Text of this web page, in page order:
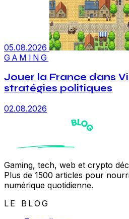
05.08.2026
GAMING
Jouer la France dans
stratégies politiques
02.08.2026
Gaming, tech, web et crypto
Plus de 1500 articles pour
numérique quotidienne.
LE BLOG